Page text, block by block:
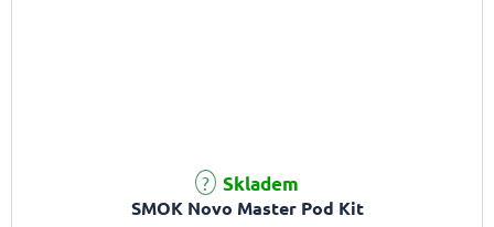
SMOK Novo Master Pod Kit
Skladem